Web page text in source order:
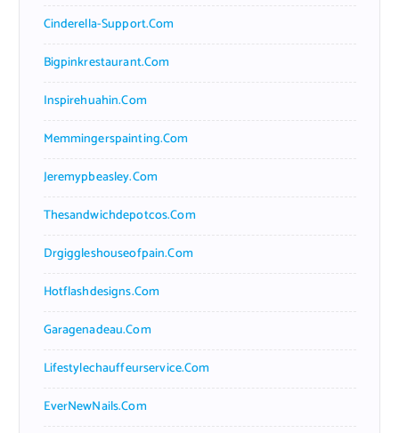
Cinderella-Support.com
Bigpinkrestaurant.com
Inspirehuahin.com
Memmingerspainting.com
Jeremypbeasley.com
Thesandwichdepotcos.com
Drgiggleshouseofpain.com
Hotflashdesigns.com
Garagenadeau.com
Lifestylechauffeurservice.com
EverNewNails.com